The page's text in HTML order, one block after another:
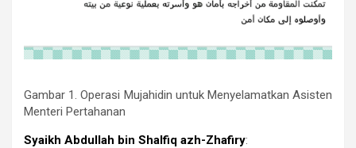
Gambar 1. Operasi Mujahidin untuk Menyelamatkan Asisten
Menteri Pertahanan
Syaikh Abdullah bin Shalfiq azh-Zhafiry: